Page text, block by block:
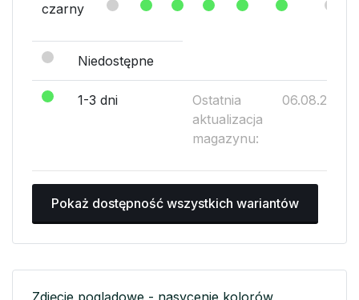
czarny
Niedostępne
1-3 dni
Ostatnia
aktualizacja
magazynu:
06.08.2026
Pokaż dostępność wszystkich wariantów
Zdjęcie poglądowe - nasycenie kolorów